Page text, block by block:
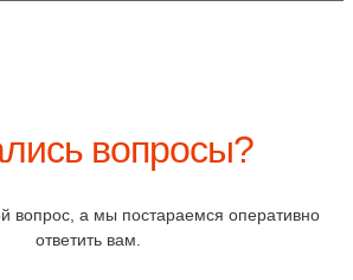
вопросы?
вопрос, а мы постараемся оперативно
ответить вам.